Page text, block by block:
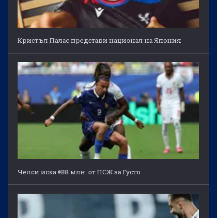
Кристъл Палас представи национал на Япония
Челси иска €88 млн. от ПСЖ за Густо